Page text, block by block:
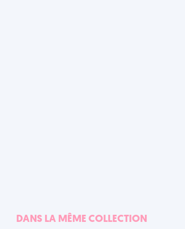
DANS LA MÊME COLLECTION